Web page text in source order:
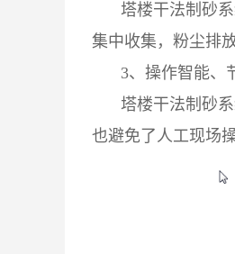
塔楼干法制砂
集中收集，粉尘排
3、操作智能、
塔楼干法制砂
也避免了人工现场